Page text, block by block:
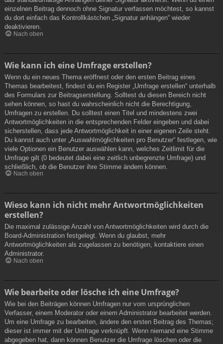
einzelnen Beitrag dennoch ohne Signatur verfassen möchtest, so kannst
du dort einfach das Kontrollkästchen „Signatur anhängen“ wieder
deaktivieren.
Nach oben
Wie kann ich eine Umfrage erstellen?
Wenn du ein neues Thema eröffnest oder den ersten Beitrag eines
Themas bearbeitest, findest du ein Register „Umfrage erstellen“ unterhalb
des Formulars zur Beitragserstellung. Solltest du diesen Bereich nicht
sehen können, so hast du wahrscheinlich nicht die Berechtigung,
Umfragen zu erstellen. Du solltest einen Titel und mindestens zwei
Antwortmöglichkeiten in die entsprechenden Felder eingeben und dabei
sicherstellen, dass jede Antwortmöglichkeit in einer eigenen Zeile steht.
Du kannst auch unter „Auswahlmöglichkeiten pro Benutzer“ festlegen, wie
viele Optionen ein Benutzer auswählen kann, welches Zeitlimit für die
Umfrage gilt (0 bedeutet dabei eine zeitlich unbegrenzte Umfrage) und
schließlich, ob die Benutzer ihre Stimme ändern können.
Nach oben
Wieso kann ich nicht mehr Antwortmöglichkeiten
erstellen?
Die maximal zulässige Anzahl von Antwortmöglichkeiten wird durch die
Board-Administration festgelegt. Wenn du glaubst, mehr
Antwortmöglichkeiten als zugelassen zu benötigen, kontaktiere einen
Administrator.
Nach oben
Wie bearbeite oder lösche ich eine Umfrage?
Wie bei den Beiträgen können Umfragen nur vom ursprünglichen
Verfasser, einem Moderator oder einem Administrator bearbeitet werden.
Um eine Umfrage zu bearbeiten, ändere den ersten Beitrag des Themas;
dieser ist immer mit der Umfrage verknüpft. Wenn niemand eine Stimme
abgegeben hat, dann können Benutzer die Umfrage löschen oder die